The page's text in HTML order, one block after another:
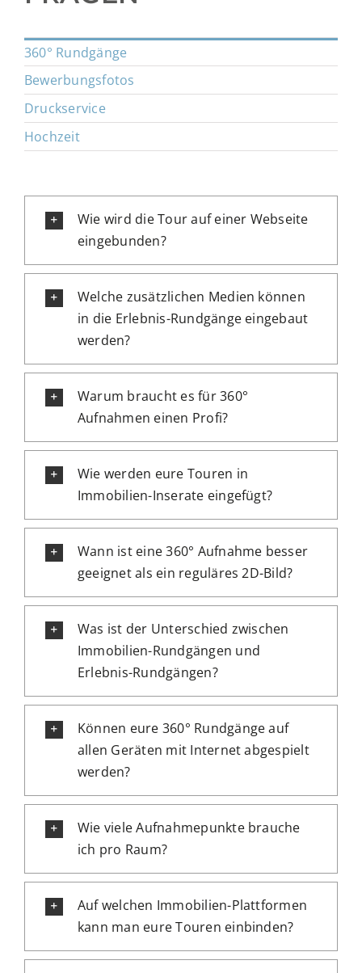
360° Rundgänge
Bewerbungsfotos
Druckservice
Hochzeit
Wie wird die Tour auf einer Webseite
eingebunden?
Welche zusätzlichen Medien können
in die Erlebnis-Rundgänge eingebaut
werden?
Warum braucht es für 360°
Aufnahmen einen Profi?
Wie werden eure Touren in
Immobilien-Inserate eingefügt?
Wann ist eine 360° Aufnahme besser
geeignet als ein reguläres 2D-Bild?
Was ist der Unterschied zwischen
Immobilien-Rundgängen und
Erlebnis-Rundgängen?
Können eure 360° Rundgänge auf
allen Geräten mit Internet abgespielt
werden?
Wie viele Aufnahmepunkte brauche
ich pro Raum?
Auf welchen Immobilien-Plattformen
kann man eure Touren einbinden?